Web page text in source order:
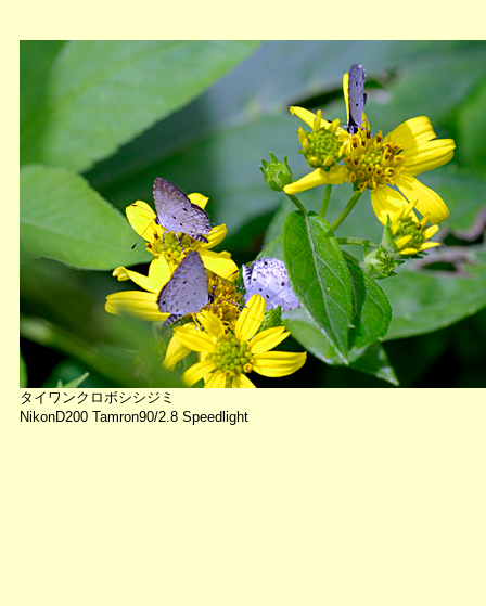
タイワンクロボシシジミ
NikonD200 Tamron90/2.8 Speedlight